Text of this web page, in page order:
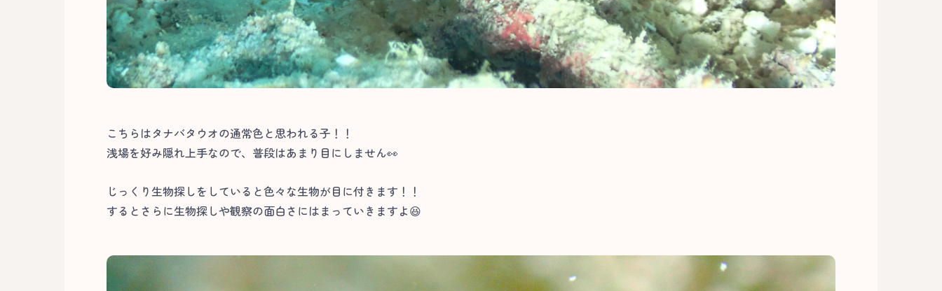
こちらはタナバタウオの通常色と思われる子！！
浅場を好み隠れ上手なので、普段はあまり目にしません👀
じっくり生物探しをしていると色々な生物が目に付きます！！
するとさらに生物探しや観察の面白さにはまっていきますよ😆